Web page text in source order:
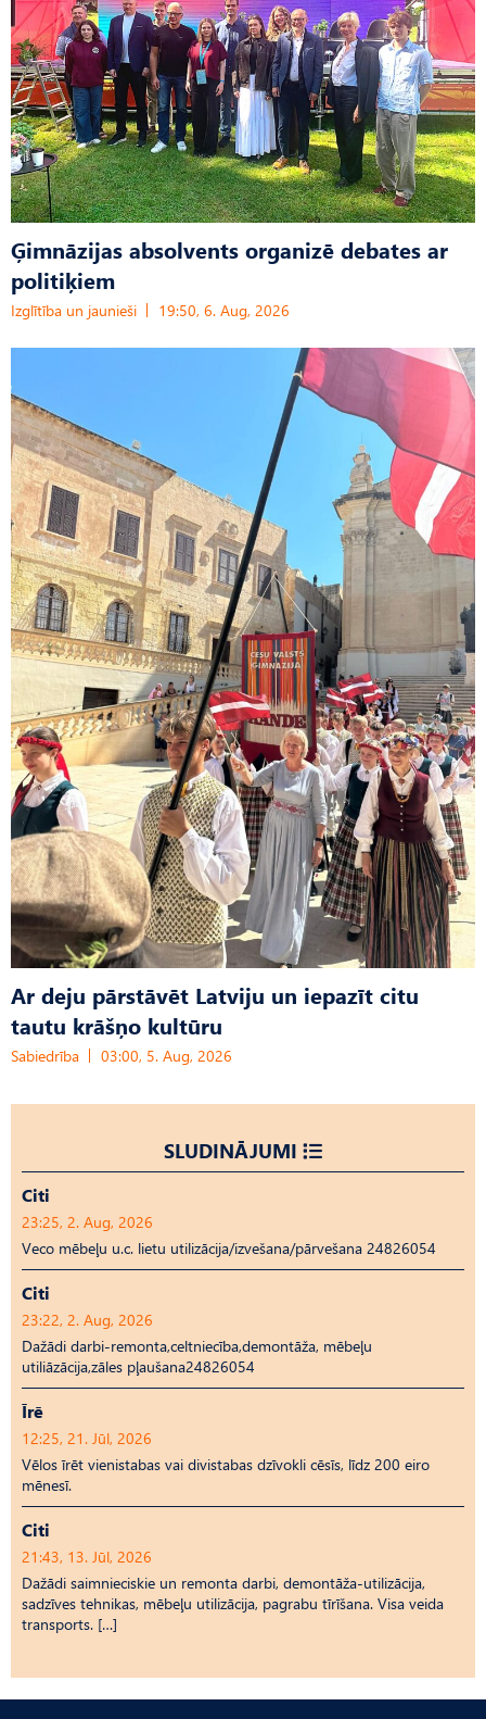
Ģimnāzijas absolvents organizē debates ar
politiķiem
Izglītība un jaunieši 19:50, 6. Aug, 2026
Ar deju pārstāvēt Latviju un iepazīt citu
tautu krāšņo kultūru
Sabiedrība 03:00, 5. Aug, 2026
SLUDINĀJUMI
Citi
23:25, 2. Aug, 2026
Veco mēbeļu u.c. lietu utilizācija/izvešana/pārvešana 24826054
Citi
23:22, 2. Aug, 2026
Dažādi darbi-remonta,celtniecība,demontāža, mēbeļu
utiliāzācija,zāles pļaušana24826054
Īrē
12:25, 21. Jūl, 2026
Vēlos īrēt vienistabas vai divistabas dzīvokli cēsīs, līdz 200 eiro
mēnesī.
Citi
21:43, 13. Jūl, 2026
Dažādi saimnieciskie un remonta darbi, demontāža-utilizācija,
sadzīves tehnikas, mēbeļu utilizācija, pagrabu tīrīšana. Visa veida
transports. […]